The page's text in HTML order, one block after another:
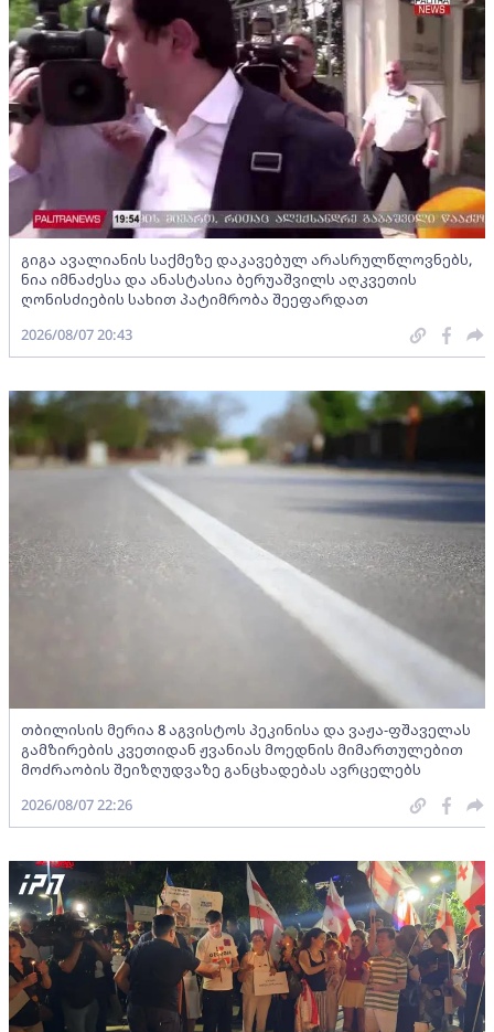
გიგა ავალიანის საქმეზე დაკავებულ არასრულწლოვნებს,
ნია იმნაძესა და ანასტასია ბერუაშვილს აღკვეთის
ღონისძიების სახით პატიმრობა შეეფარდათ
2026/08/07 20:43
თბილისის მერია 8 აგვისტოს პეკინისა და ვაჟა-ფშაველას
გამზირების კვეთიდან ჟვანიას მოედნის მიმართულებით
მოძრაობის შეიზღუდვაზე განცხადებას ავრცელებს
2026/08/07 22:26